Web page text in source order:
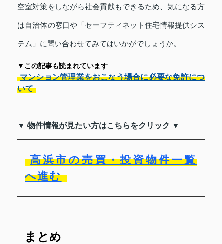
空室対策をしながら社会貢献もできるため、気になる方
は自治体の窓口や「セーフティネット住宅情報提供シス
テム」に問い合わせてみてはいかがでしょうか。
▼この記事も読まれています
マンション管理業をおこなう場合に必要な免許につ
いて
▼ 物件情報が見たい方はこちらをクリック ▼
高浜市の売買・投資物件一覧
へ進む
まとめ